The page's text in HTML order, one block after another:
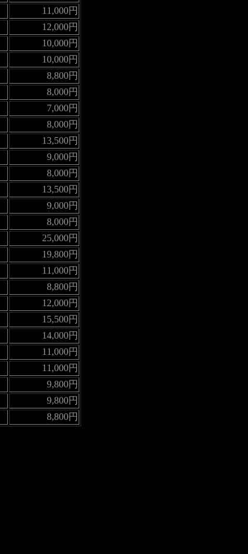
11,000円
12,000円
10,000円
10,000円
8,800円
8,000円
7,000円
8,000円
13,500円
9,000円
8,000円
13,500円
9,000円
8,000円
25,000円
19,800円
11,000円
8,800円
12,000円
15,500円
14,000円
11,000円
11,000円
9,800円
9,800円
8,800円